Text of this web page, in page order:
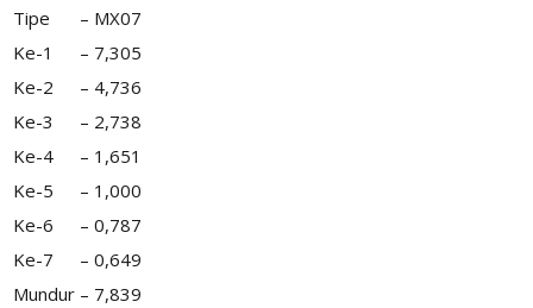
Tipe – MX07
Ke-1
– 7,305
Ke-2
– 4,736
Ke-3
– 2,738
Ke-4
– 1,651
Ke-5
– 1,000
Ke-6
– 0,787
Ke-7
– 0,649
Mundur – 7,839